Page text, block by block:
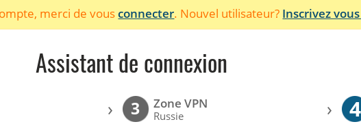
merci de vousconnecter. Nouvel utilisateur? Inscrivez
Assistant de connexion
› 3 Zone VPN
Russie › 4